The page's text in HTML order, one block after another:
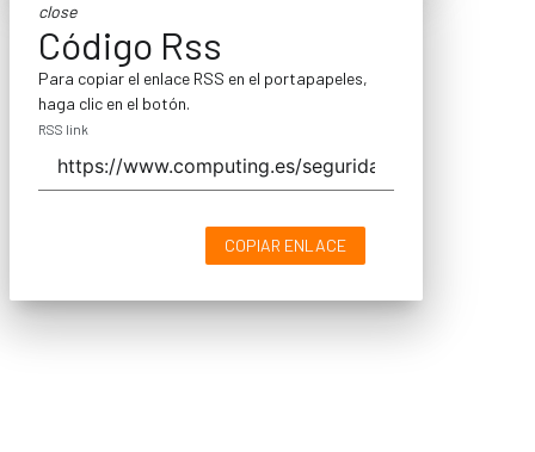
close
Código Rss
Para copiar el enlace RSS en el portapapeles,
haga clic en el botón.
RSS link
COPIAR ENLACE